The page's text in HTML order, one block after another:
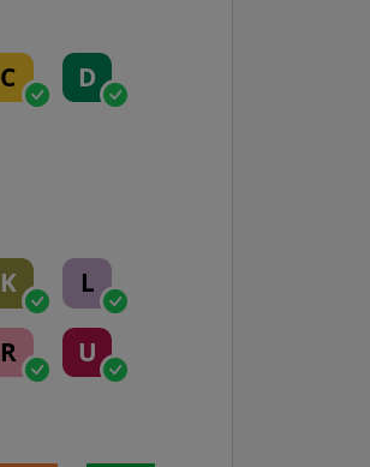
C D
K L
R U